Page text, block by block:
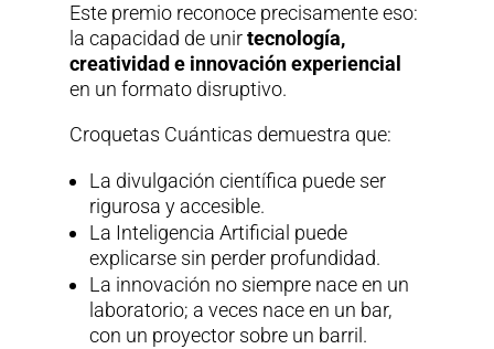
Este premio reconoce precisamente eso:
la capacidad de unirtecnología,
creatividad e innovación experiencial
en un formato disruptivo.
Croquetas Cuánticas demuestra que:
La divulgación científica puede ser
rigurosa y accesible.
La Inteligencia Artificial puede
explicarse sin perder profundidad.
La innovación no siempre nace en un
laboratorio; a veces nace en un bar,
con un proyector sobre un barril.